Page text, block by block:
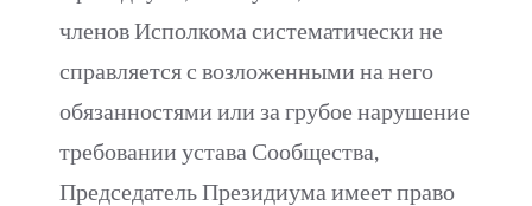
членов Исполкома систематически не
справляется с возложенными на него
обязанностями или за грубое нарушение
требовании устава Сообщества,
Председатель Президиума имеет право